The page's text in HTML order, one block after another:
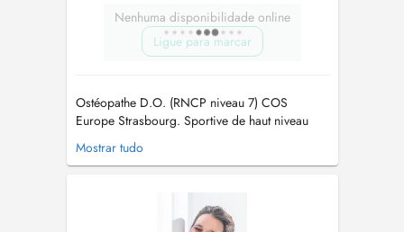
Nenhuma disponibilidade online
Ligue para marcar
Ostéopathe D.O. (RNCP niveau 7) COS
Europe Strasbourg. Sportive de haut niveau
dans mon parcours, j'accueille chaque
personne avec respect et bienveillance :
intervention. J'emploie des manipulations
précises structurelles, fasciales et myotensives
Mostrar tudo